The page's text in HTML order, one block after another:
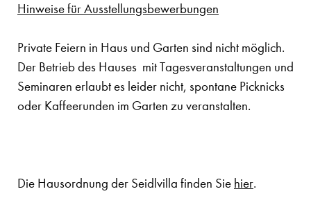
Hinweise für Ausstellungsbewerbungen
Private Feiern in Haus und Garten sind nicht möglich.
Der Betrieb des Hauses mit Tagesveranstaltungen und
Seminaren erlaubt es leider nicht, spontane Picknicks
oder Kaffeerunden im Garten zu veranstalten.
Die Hausordnung der Seidlvilla finden Sie hier.